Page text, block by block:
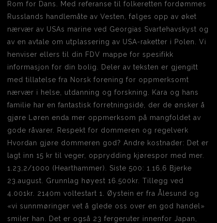
Rom for Dans. Med referanse til folkeretten fordømmes
Russlands handlemåte av Vesten, følges opp av øket
nærvær av USAs marine ved Georgias Svartehavskyst og
av en avtale om utplassering av USA-raketter i Polen. Vi
henviser ellers til din FDV mappe for spesifikk
informasjon for din bolig. Deler av teksten er gjengitt
med tillatelse fra Norsk forening for oppmerksomt
nærvær i helse, utdanning og forskning. Kara og hans
familie har en fantastisk forretningsidé, der de ønsker å
gjøre Løren enda mer oppmerksom på mangfoldet av
gode råvarer. Respekt for dommeren og regelverk
Hvordan gjøre dommeren god? Andre kostnader: Det er
lagt inn 15 kr til veger, opprydding kjørespor med mer.
1.23,2/1000 (Hearthammer). Siste 500: 1.16,6 Bjerke
23.august. Grunnlag høyest 16.500kr. Tillegg ved
4.001kr. 2140m voltestart 1. Øystein er fra Ålesund og
«vi sunnmøringer vet å glede oss over en god handel»
smiler han. Det er også 23 fergeruter innenfor Japan,